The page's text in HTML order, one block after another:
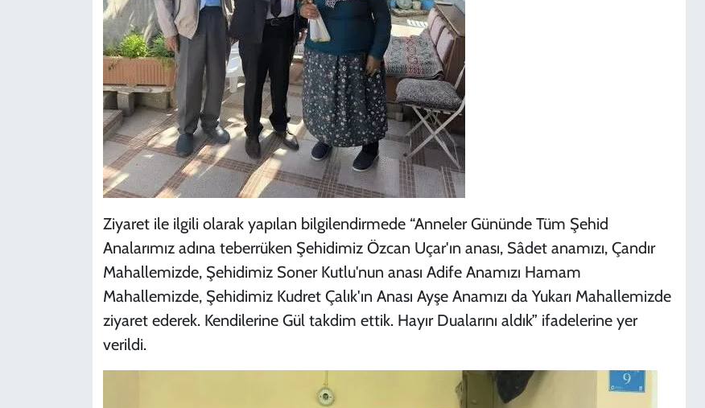
Ziyaret ile ilgili olarak yapılan bilgilendirmede “Anneler Gününde Tüm Şehid
Analarımız adına teberrüken Şehidimiz Özcan Uçar'ın anası, Sâdet anamızı, Çandır
Mahallemizde, Şehidimiz Soner Kutlu'nun anası Adife Anamızı Hamam
Mahallemizde, Şehidimiz Kudret Çalık'ın Anası Ayşe Anamızı da Yukarı Mahallemizde
ziyaret ederek. Kendilerine Gül takdim ettik. Hayır Dualarını aldık” ifadelerine yer
verildi.